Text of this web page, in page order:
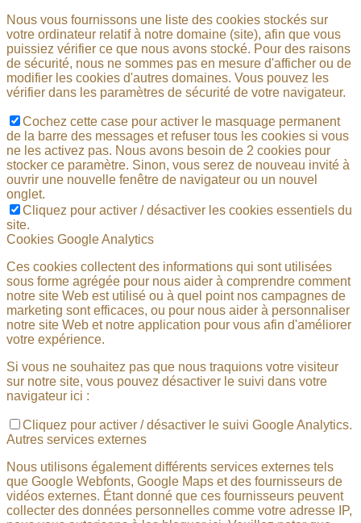
Nous vous fournissons une liste des cookies stockés sur
votre ordinateur relatif à notre domaine (site), afin que vous
puissiez vérifier ce que nous avons stocké. Pour des raisons
de sécurité, nous ne sommes pas en mesure d'afficher ou de
modifier les cookies d'autres domaines. Vous pouvez les
vérifier dans les paramètres de sécurité de votre navigateur.
Cochez cette case pour activer le masquage permanent
de la barre des messages et refuser tous les cookies si vous
ne les activez pas. Nous avons besoin de 2 cookies pour
stocker ce paramètre. Sinon, vous serez de nouveau invité à
ouvrir une nouvelle fenêtre de navigateur ou un nouvel
onglet.
Cliquez pour activer / désactiver les cookies essentiels du
site.
Cookies Google Analytics
Ces cookies collectent des informations qui sont utilisées
sous forme agrégée pour nous aider à comprendre comment
notre site Web est utilisé ou à quel point nos campagnes de
marketing sont efficaces, ou pour nous aider à personnaliser
notre site Web et notre application pour vous afin d'améliorer
votre expérience.
Si vous ne souhaitez pas que nous traquions votre visiteur
sur notre site, vous pouvez désactiver le suivi dans votre
navigateur ici :
Cliquez pour activer / désactiver le suivi Google Analytics.
Autres services externes
Nous utilisons également différents services externes tels
que Google Webfonts, Google Maps et des fournisseurs de
vidéos externes. Étant donné que ces fournisseurs peuvent
collecter des données personnelles comme votre adresse IP,